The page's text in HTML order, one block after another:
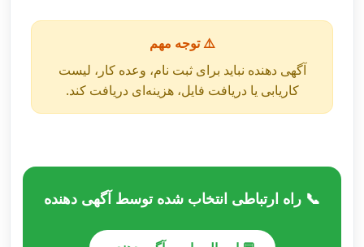
⚠️ توجه مهم
آگهی دهنده نباید برای ثبت نام، وعده کار، لیست
کاریابی یا دریافت فایل، هزینه‌ای دریافت کند.
📞 راه ارتباطی انتخاب شده توسط آگهی دهنده